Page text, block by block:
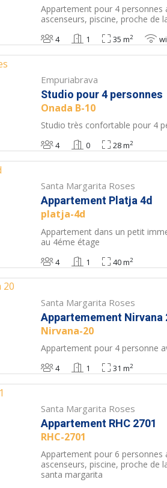
Appartement pour 4 personnes
ascenseurs, piscine, proche de
4 1 35 m2
Empuriabrava
Studio pour 4 personnes
Onada B-10
Studio très confortable pour 4
4 0 28 m2
Santa Margarita Roses
Appartement Platja 4d
platja-4d
Appartement dans un petit
au 4éme étage
4 1 40 m2
Santa Margarita Roses
Appartemement Nirvana
Nirvana-20
Appartement pour 4 personne
4 1 31 m2
Santa Margarita Roses
Appartement RHC 2701
RHC-2701
Appartement pour 6 personnes
ascenseurs, piscine, proche de
santa margarita